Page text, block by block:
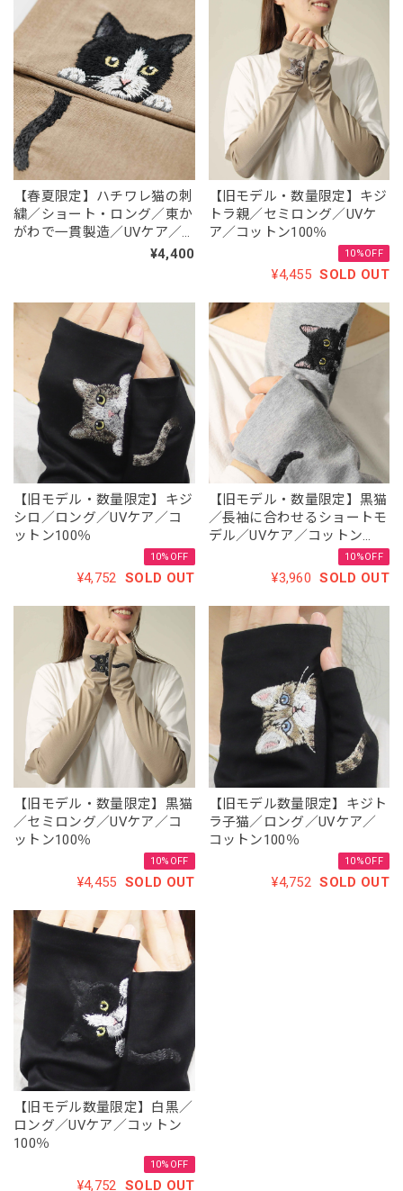
【春夏限定】ハチワレ猫の刺
繍／ショート・ロング／東か
がわで一貫製造／UVケア／
¥4,400
【旧モデル・数量限定】キジ
トラ親／セミロング／UVケ
ア／コットン100％
10%OFF
¥4,455 SOLD OUT
【旧モデル・数量限定】キジ
シロ／ロング／UVケア／コ
ットン100％
10%OFF
¥4,752 SOLD OUT
【旧モデル・数量限定】黒猫
／長袖に合わせるショートモ
デル／UVケア／コットン
10%OFF
¥3,960 SOLD OUT
【旧モデル・数量限定】黒猫
／セミロング／UVケア／コ
ットン100％
10%OFF
¥4,455 SOLD OUT
【旧モデル数量限定】キジト
ラ子猫／ロング／UVケア／
コットン100％
10%OFF
¥4,752 SOLD OUT
【旧モデル数量限定】白黒／
ロング／UVケア／コットン
100％
10%OFF
¥4,752 SOLD OUT